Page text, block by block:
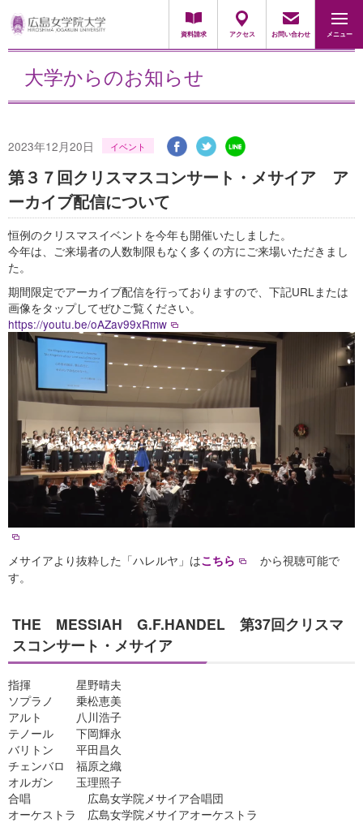
資料請求 アクセス お問い合わせ メニュー
大学からのお知らせ
2023年12月20日 イベント
第３７回クリスマスコンサート・メサイア ア
ーカイブ配信について
恒例のクリスマスイベントを今年も開催いたしました。
今年は、ご来場者の人数制限もなく多くの方にご来場いただきまし
た。
期間限定でアーカイブ配信を行っておりますので、下記URLまたは
画像をタップしてぜひご覧ください。
https://youtu.be/oAZav99xRmw
メサイアより抜粋した「ハレルヤ」はこちら
から視聴可能で
す。
THE MESSIAH G.F.HANDEL 第37回クリスマ
スコンサート・メサイア
指揮 星野晴夫
ソプラノ 乗松恵美
アルト 八川浩子
テノール 下岡輝永
バリトン 平田昌久
チェンバロ 福原之織
オルガン 玉理照子
合唱 広島女学院メサイア合唱団
オーケストラ 広島女学院メサイアオーケストラ